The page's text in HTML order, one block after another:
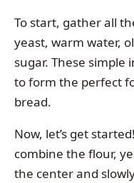
To start, gather all
yeast, warm water,
sugar. These
to form the perfect
bread.
Now, let’s get
combine the flour,
the center and